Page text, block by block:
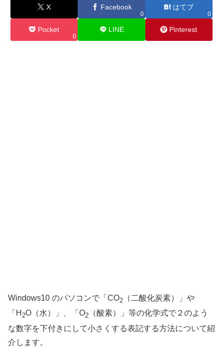
X Facebook
0
はてブ
0
Pocket
0
LINE Pinterest
Windows10 のパソコンで「CO2 （二酸化炭素）」や
「H 2O（水）」、「O2 （酸素）」等の化学式で２のよう
な数字を下付きにして小さくする表記する方法について紹
介します。